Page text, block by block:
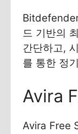
드 기반의
간단하고,
를 통한 정
Avira
Avira Free